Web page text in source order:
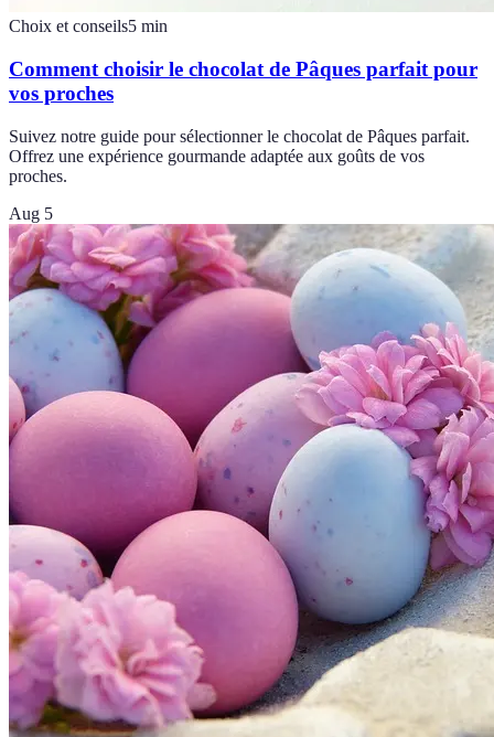
Choix et conseils5 min
Comment choisir le chocolat de Pâques parfait pour
vos proches
Suivez notre guide pour sélectionner le chocolat de Pâques parfait.
Offrez une expérience gourmande adaptée aux goûts de vos
proches.
Aug 5